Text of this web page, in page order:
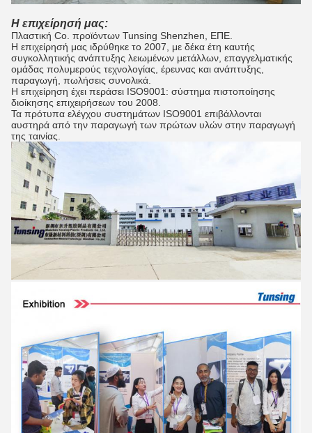
Η επιχείρησή μας:
Πλαστική Co. προϊόντων Tunsing Shenzhen, ΕΠΕ.
Η επιχείρησή μας ιδρύθηκε το 2007, με δέκα έτη καυτής
συγκολλητικής ανάπτυξης λειωμένων μετάλλων, επαγγελματικής
ομάδας πολυμερούς τεχνολογίας, έρευνας και ανάπτυξης,
παραγωγή, πωλήσεις συνολικά.
Η επιχείρηση έχει περάσει ISO9001: σύστημα πιστοποίησης
διοίκησης επιχειρήσεων του 2008.
Τα πρότυπα ελέγχου συστημάτων ISO9001 επιβάλλονται
αυστηρά από την παραγωγή των πρώτων υλών στην παραγωγή
της ταινίας.